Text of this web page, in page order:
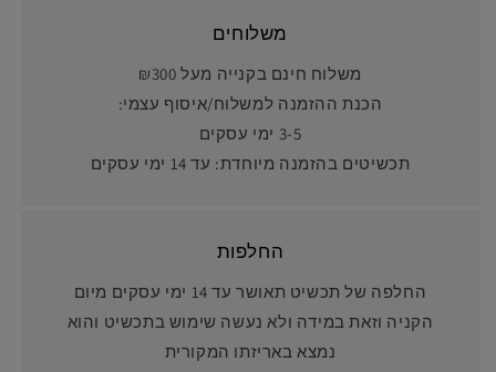
משלוחים
משלוח חינם בקנייה מעל ₪300
הכנת ההזמנה למשלוח/איסוף עצמי:
3-5 ימי עסקים
תכשיטים בהזמנה מיוחדת: עד 14 ימי עסקים
החלפות
החלפה של תכשיט תאושר עד 14 ימי עסקים מיום
הקניה וזאת במידה ולא נעשה שימוש בתכשיט והוא
נמצא באריזתו המקורית